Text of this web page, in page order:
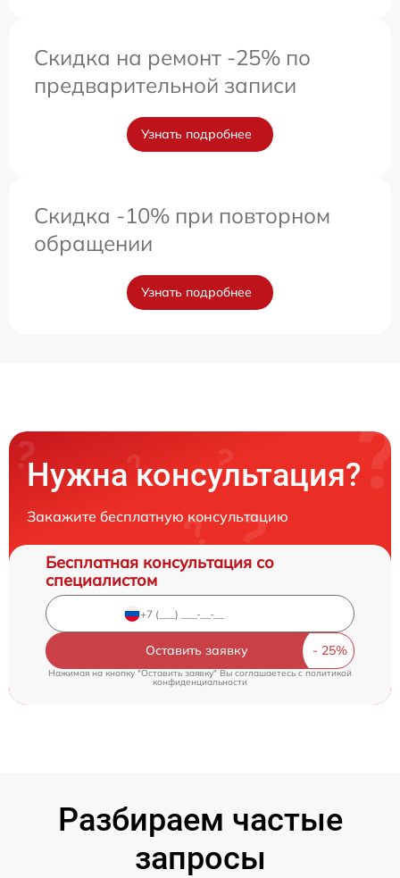
Скидка на ремонт -25% по
предварительной записи
Узнать подробнее
Скидка -10% при повторном
обращении
Узнать подробнее
Нужна консультация?
Закажите бесплатную консультацию
Бесплатная консультация со
специалистом
Оставить заявку
Нажимая на кнопку "Оставить заявку" Вы соглашаетесь cполитикой
конфиденциальности
Разбираем частые
запросы